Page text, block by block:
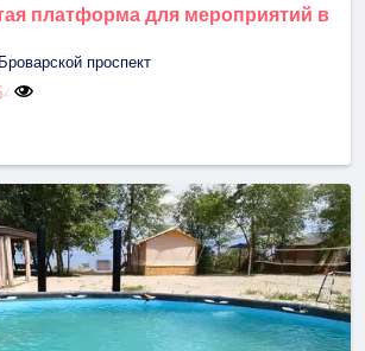
платформа для мероприятий в
проспект